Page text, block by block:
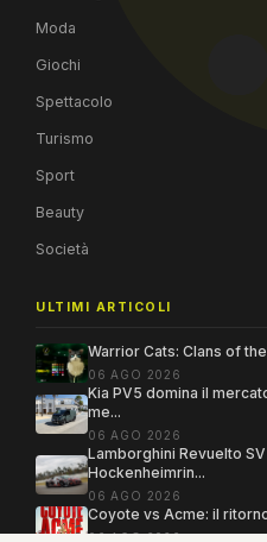
Moda
Giochi
Spettacolo
Turismo
Sport
Beauty
Società
ULTIMI ARTICOLI
Warrior Cats: Clans of
06 AGO 2026
Kia PV5 domina il
me...
06 AGO 2026
Lamborghini Revuelto
Hockenheimrin...
06 AGO 2026
Coyote vs Acme: il
06 AGO 2026